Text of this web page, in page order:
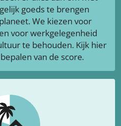
goeds te brengen
We kiezen voor
voor werkgelegenheid
te behouden. Kijk hier
van de score.